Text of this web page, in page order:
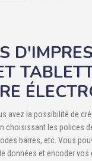
avez la possibilité de
choisissant les polices
barres, etc. Vous
données et encoder vos